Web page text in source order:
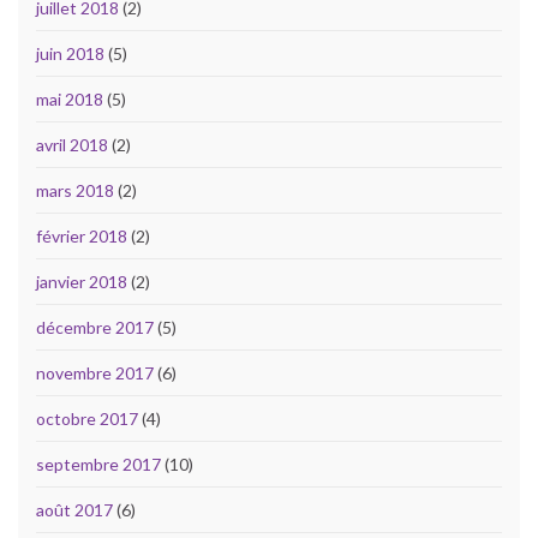
juillet 2018 (2)
juin 2018 (5)
mai 2018 (5)
avril 2018 (2)
mars 2018 (2)
février 2018 (2)
janvier 2018 (2)
décembre 2017(5)
novembre 2017(6)
octobre 2017(4)
septembre 2017(10)
août 2017(6)